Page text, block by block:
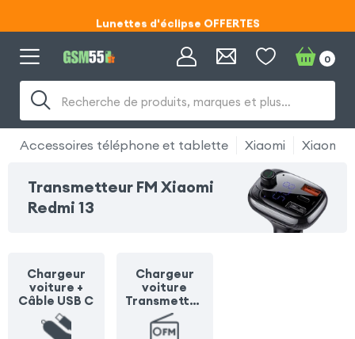
Code ECLIPSE55
Code ECLIPSE55
Recherche de produits, marques et plus…
0
Accessoires téléphone et tablette Xiaomi Xiaomi
Transmetteur FM Xiaomi
Redmi 13
Chargeur
voiture +
Câble USB C
Chargeur
voiture
Transmetteu
r FM